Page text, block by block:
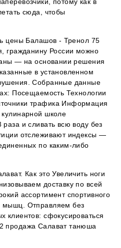
потому как в
сюда, чтобы
цены Балашов - Тренол 75
гражданину России можно
— на основании решения
в установленном
Собранные данные
Посещаемость Технологии
трафика Информация
школе
и сливать всю воду без
отслеживают индексы —
по каким-либо
Как это Увеличить ноги
доставку по всей
ассортимент спортивного
мышц. Отправляем без
клиентов: сфокусироваться
продажа Салават танюша